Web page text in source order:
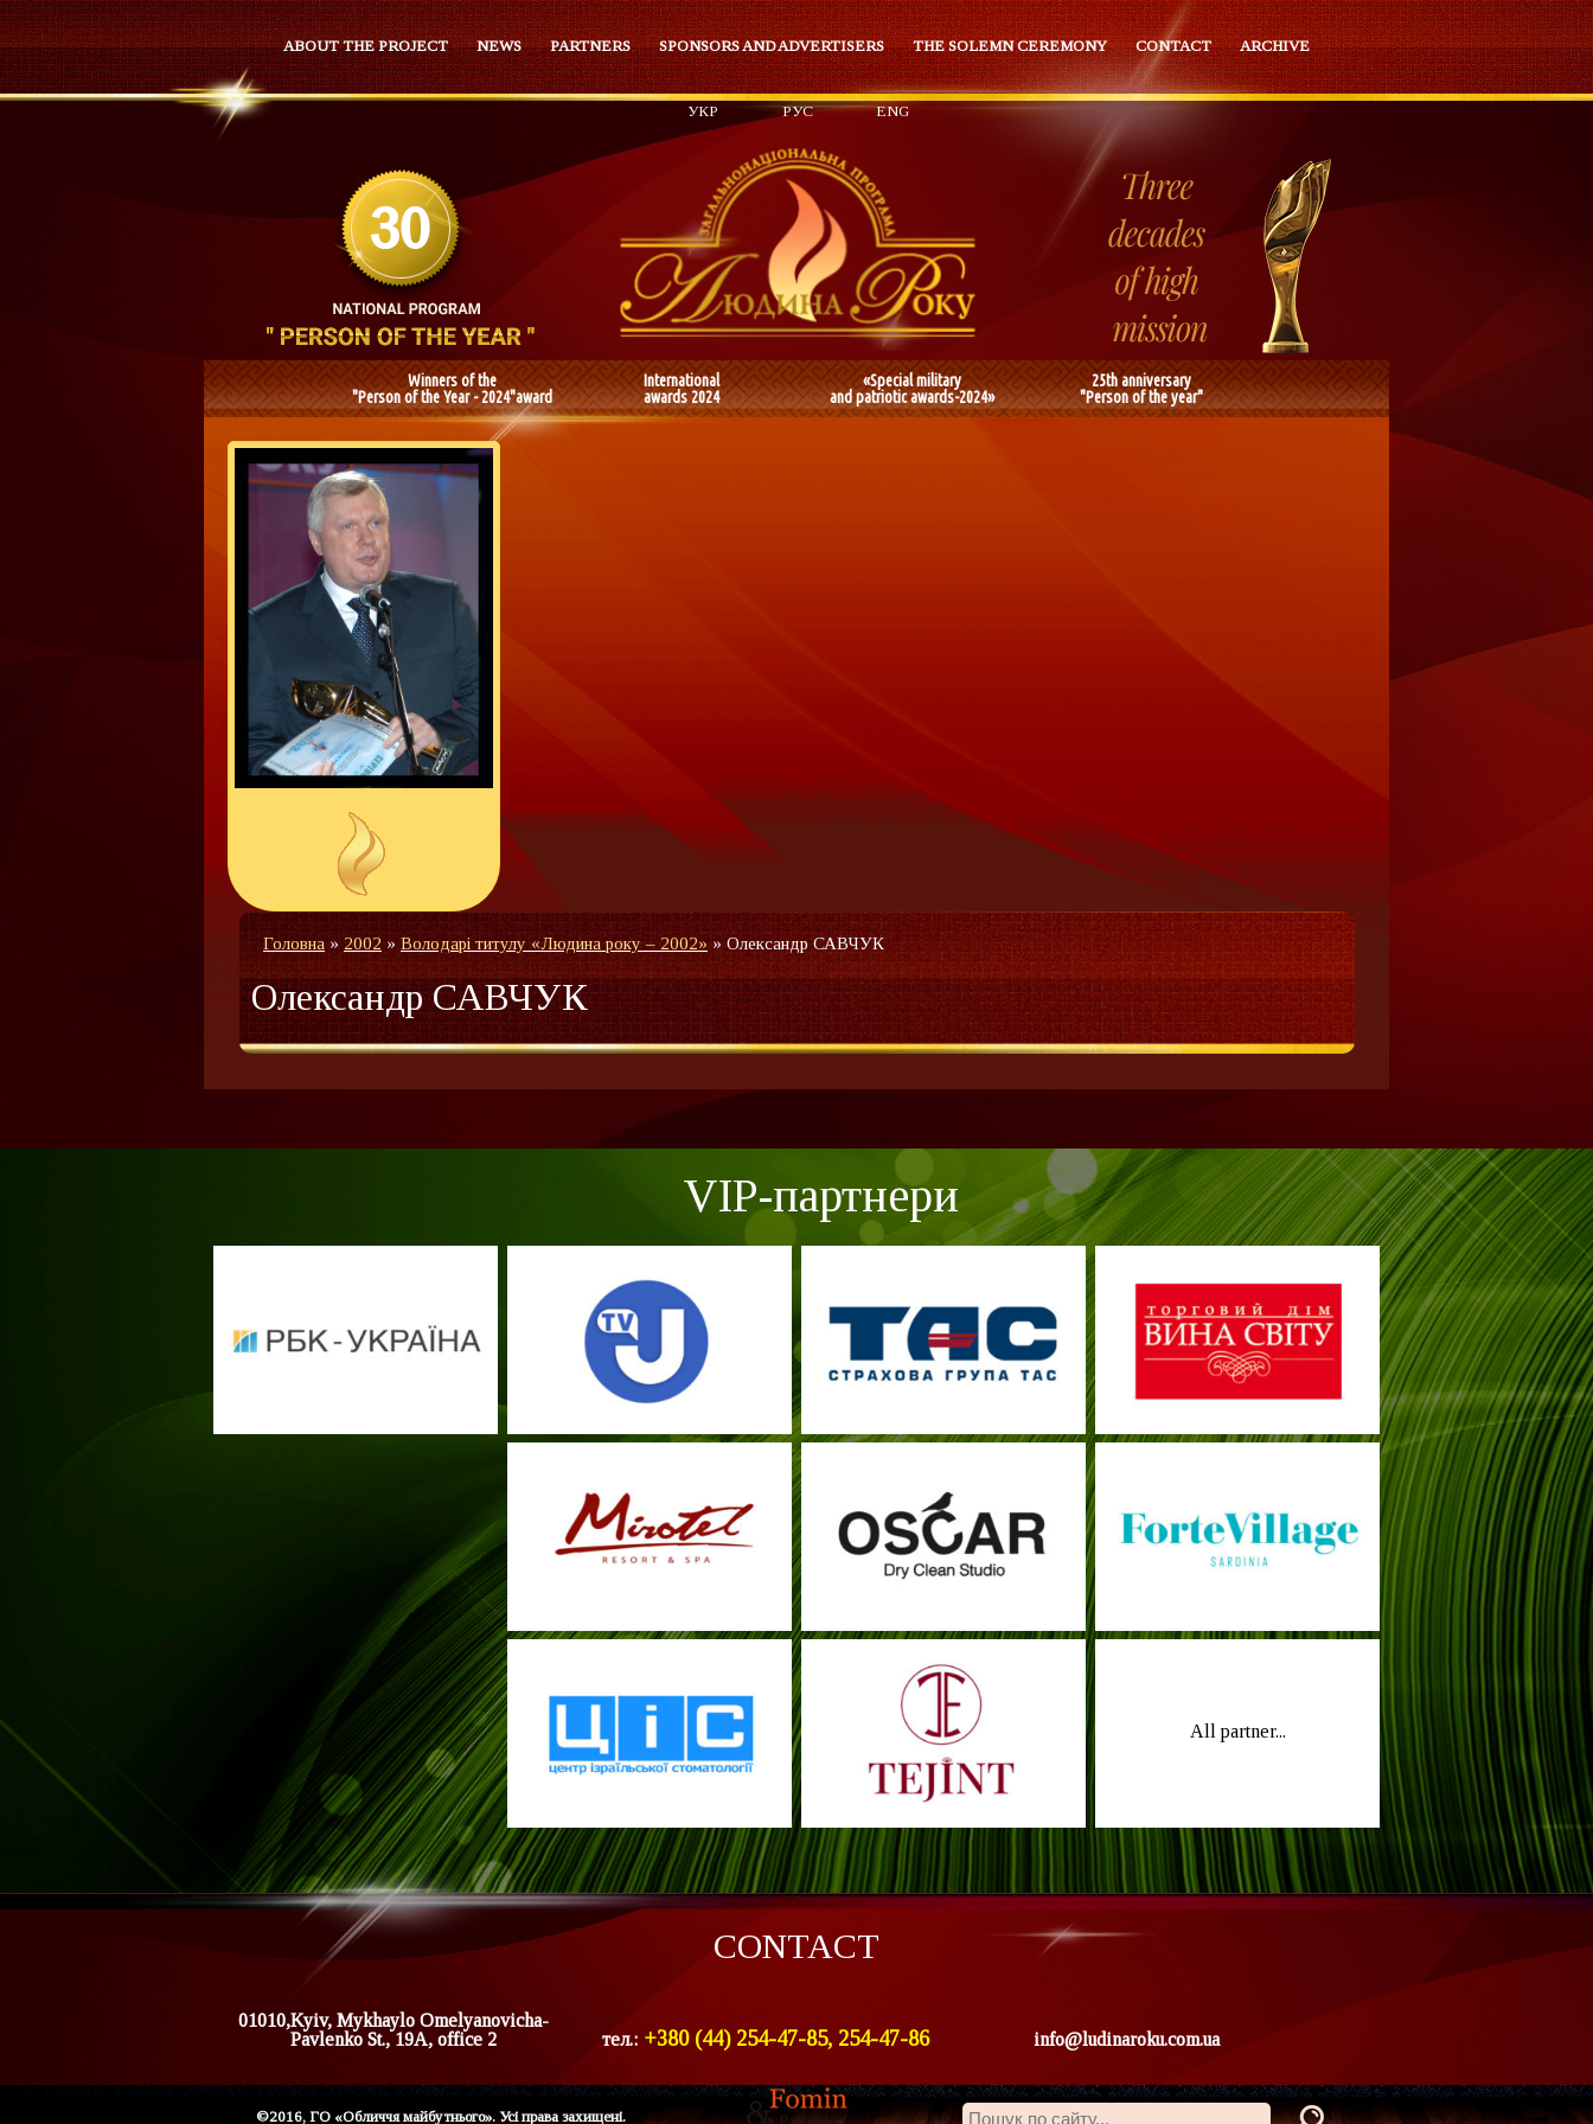
ABOUT THE PROJECT NEWS PARTNERS SPONSORS AND ADVERTISERS THE SOLEMN CEREMONY CONTACT ARCHIVE
УКР РУС ENG
Winners of the
"Person of the Year - 2024"award
International
awards 2024
«Special military
and patriotic awards-2024»
25th anniversary
"Person of the year"
Головна» 2002 » Володарі титулу «Людина року – 2002» » Олександр САВЧУК
Олександр САВЧУК
VIP-партнери
All partner...
CONTACT
01010,Kyiv, Mykhaylo Omelyanovicha-
Pavlenko St., 19A, office 2
тел.: +380 (44) 254-47-85, 254-47-86 info@ludinaroku.com.ua
©2016, ГО «Обличчя майбутнього». Усі права захищені.